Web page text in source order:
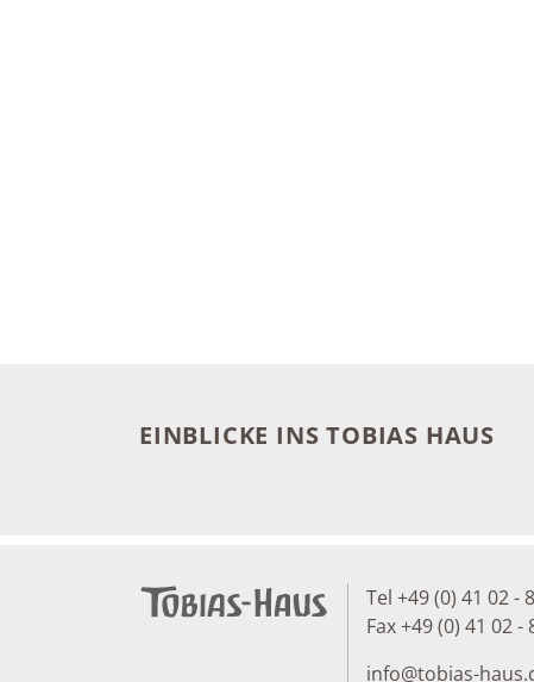
EINBLICKE INS TOBIAS HAUS
Tel +49 (0) 41 02 -
Fax +49 (0) 41 02 -
info@tobias-